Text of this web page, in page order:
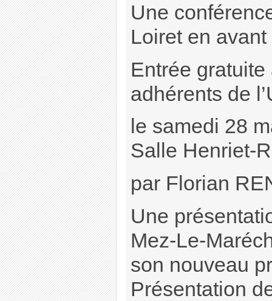
Une
Loiret en
Entrée
adhérents de
le samedi 28
Salle Henriet-
par Florian
Une
Mez-Le-
son nouveau
Présentation